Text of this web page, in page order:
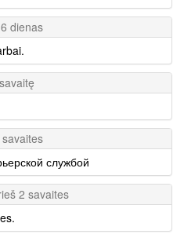
dienas
службой
2 savaites